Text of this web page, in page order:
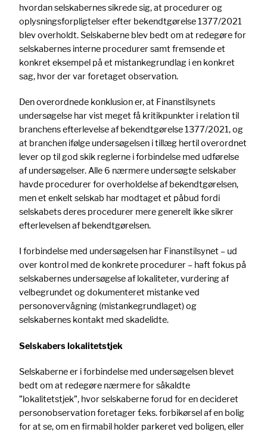
hvordan selskabernes sikrede sig, at procedurer og
oplysningsforpligtelser efter bekendtgørelse 1377/2021
blev overholdt. Selskaberne blev bedt om at redegøre for
selskabernes interne procedurer samt fremsende et
konkret eksempel på et mistankegrundlag i en konkret
sag, hvor der var foretaget observation.
Den overordnede konklusion er, at Finanstilsynets
undersøgelse har vist meget få kritikpunkter i relation til
branchens efterlevelse af bekendtgørelse 1377/2021, og
at branchen ifølge undersøgelsen i tillæg hertil overordnet
lever op til god skik reglerne i forbindelse med udførelse
af undersøgelser. Alle 6 nærmere undersøgte selskaber
havde procedurer for overholdelse af bekendtgørelsen,
men et enkelt selskab har modtaget et påbud fordi
selskabets deres procedurer mere generelt ikke sikrer
efterlevelsen af bekendtgørelsen.
I forbindelse med undersøgelsen har Finanstilsynet – ud
over kontrol med de konkrete procedurer – haft fokus på
selskabernes undersøgelse af lokaliteter, vurdering af
velbegrundet og dokumenteret mistanke ved
personovervågning (mistankegrundlaget) og
selskabernes kontakt med skadelidte.
Selskabers lokalitetstjek
Selskaberne er i forbindelse med undersøgelsen blevet
bedt om at redegøre nærmere for såkaldte
”lokalitetstjek”, hvor selskaberne forud for en decideret
personobservation foretager f.eks. forbikørsel af en bolig
for at se, om en firmabil holder parkeret ved boligen, eller